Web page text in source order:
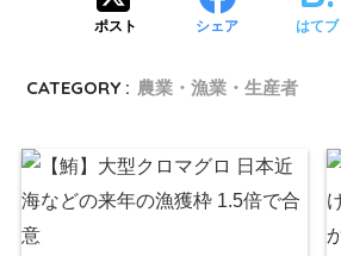
ポスト シェア はてブ
CATEGORY : 農業・漁業・生産者